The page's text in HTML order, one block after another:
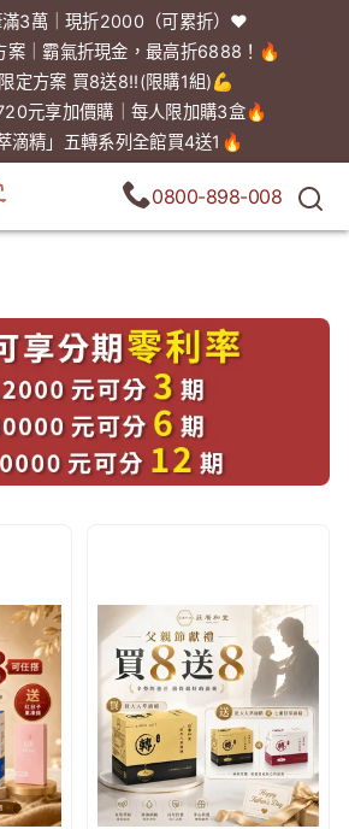
3萬｜現折2000（可累折）❤️
案｜霸氣折現金，最高折6888！🔥
定方案 買8送8!!(限購1組)💪
元享加價購｜每人限加購3盒🔥
滴精」五轉系列全館買4送1🔥
0800-898-008